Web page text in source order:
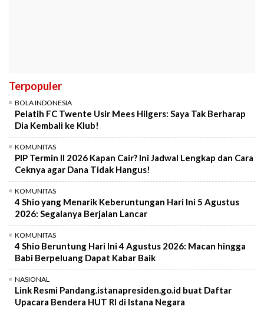
Terpopuler
BOLA INDONESIA
Pelatih FC Twente Usir Mees Hilgers: Saya Tak Berharap
Dia Kembali ke Klub!
KOMUNITAS
PIP Termin II 2026 Kapan Cair? Ini Jadwal Lengkap dan Cara
Ceknya agar Dana Tidak Hangus!
KOMUNITAS
4 Shio yang Menarik Keberuntungan Hari Ini 5 Agustus
2026: Segalanya Berjalan Lancar
KOMUNITAS
4 Shio Beruntung Hari Ini 4 Agustus 2026: Macan hingga
Babi Berpeluang Dapat Kabar Baik
NASIONAL
Link Resmi Pandang.istanapresiden.go.id buat Daftar
Upacara Bendera HUT RI di Istana Negara